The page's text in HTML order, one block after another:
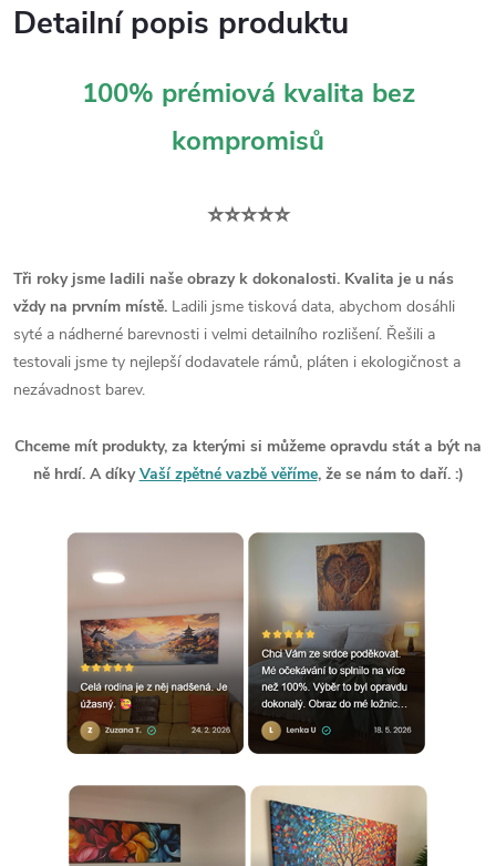
Detailní popis produktu
100% prémiová kvalita bez
kompromisů
⭐⭐⭐⭐⭐
Tři roky jsme ladili naše obrazy k dokonalosti. Kvalita je u nás
vždy na prvním místě. Ladili jsme tisková data, abychom dosáhli
syté a nádherné barevnosti i velmi detailního rozlišení. Řešili a
testovali jsme ty nejlepší dodavatele rámů, pláten i ekologičnost a
nezávadnost barev.
Chceme mít produkty, za kterými si můžeme opravdu stát a být na
ně hrdí. A díkyVaší zpětné vazbě věříme, že se nám to daří. :)